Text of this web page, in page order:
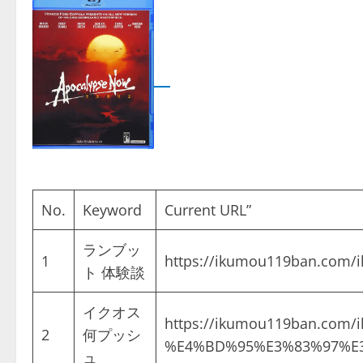
No. Keyword Current URL”
1
ランブッ
ト 体験談
https://ikumou119ban.com/
2
イクオス
何プッシ
ュ
https://ikumou119ban.com/